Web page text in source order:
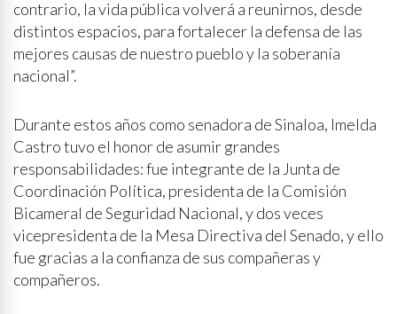
contrario, la vida pública volverá a reunirnos, desde
distintos espacios, para fortalecer la defensa de las
mejores causas de nuestro pueblo y la soberanía
nacional”.
Durante estos años como senadora de Sinaloa, Imelda
Castro tuvo el honor de asumir grandes
responsabilidades: fue integrante de la Junta de
Coordinación Política, presidenta de la Comisión
Bicameral de Seguridad Nacional, y dos veces
vicepresidenta de la Mesa Directiva del Senado, y ello
fue gracias a la confianza de sus compañeras y
compañeros.